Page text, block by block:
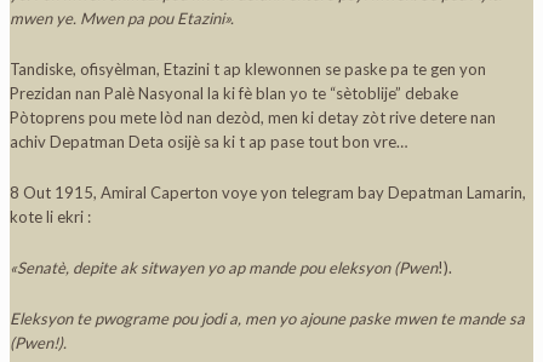
mwen ye. Mwen pa pou Etazini».
Tandiske, ofisyèlman, Etazini t ap klewonnen se paske pa te gen yon
Prezidan nan Palè Nasyonal la ki fè blan yo te “sètoblije” debake
Pòtoprens pou mete lòd nan dezòd, men ki detay zòt rive detere nan
achiv Depatman Deta osijè sa ki t ap pase tout bon vre…
8 Out 1915, Amiral Caperton voye yon telegram bay Depatman Lamarin,
kote li ekri :
«Senatè, depite ak sitwayen yo ap mande pou eleksyon (Pwen!).
Eleksyon te pwograme pou jodi a, men yo ajoune paske mwen te mande sa
(Pwen!).